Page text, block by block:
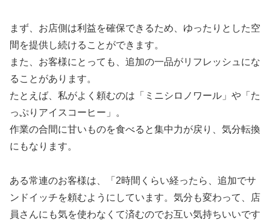
まず、お店側は利益を確保できるため、ゆったりとした空
間を提供し続けることができます。
また、お客様にとっても、追加の一品がリフレッシュにな
ることがあります。
たとえば、私がよく頼むのは「ミニシロノワール」や「た
っぷりアイスコーヒー」。
作業の合間に甘いものを食べると集中力が戻り、気分転換
にもなります。
ある常連のお客様は、「2時間くらい経ったら、追加でサ
ンドイッチを頼むようにしています。気分も変わって、店
員さんにも気を使わなくて済むのでお互い気持ちいいです